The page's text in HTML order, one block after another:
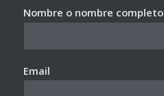
Nombre o nombre completo
Email